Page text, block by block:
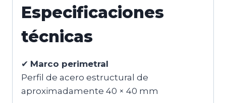
Especificaciones
técnicas
✔ Marco perimetral
Perfil de acero estructural de
aproximadamente 40 × 40 mm